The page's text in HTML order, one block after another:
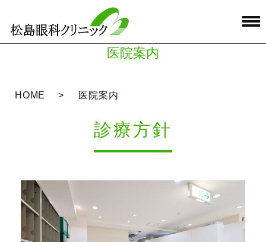
医院案内
HOME 医院案内
診療方針